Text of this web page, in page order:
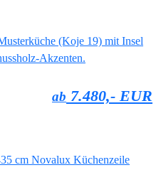
ab 7.480,- EUR